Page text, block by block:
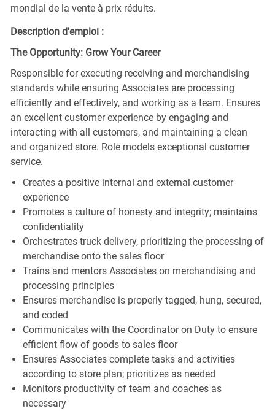
mondial de la vente à prix réduits.
Description d'emploi :
The Opportunity: Grow Your Career
Responsible for executing receiving and merchandising
standards while ensuring Associates are processing
efficiently and effectively, and working as a team. Ensures
an excellent customer experience by engaging and
interacting with all customers, and maintaining a clean
and organized store. Role models exceptional customer
service.
Creates a positive internal and external customer
experience
Promotes a culture of honesty and integrity; maintains
confidentiality
Orchestrates truck delivery, prioritizing the processing of
merchandise onto the sales floor
Trains and mentors Associates on merchandising and
processing principles
Ensures merchandise is properly tagged, hung, secured,
and coded
Communicates with the Coordinator on Duty to ensure
efficient flow of goods to sales floor
Ensures Associates complete tasks and activities
according to store plan; prioritizes as needed
Monitors productivity of team and coaches as
necessary